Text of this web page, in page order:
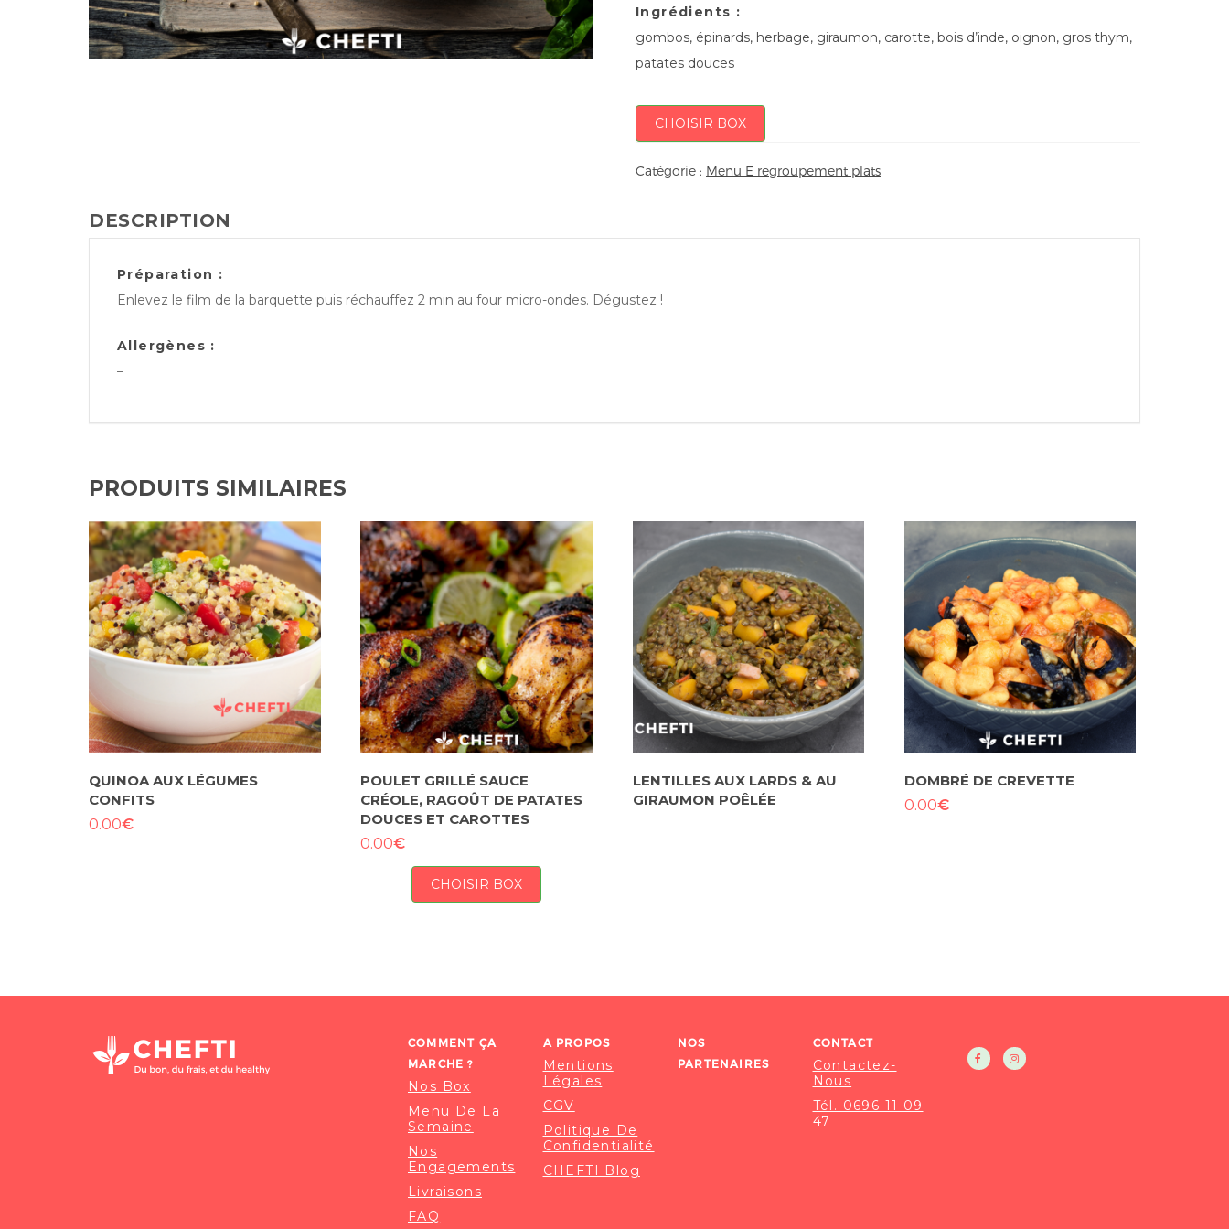
Ingrédients :
gombos, épinards, herbage, giraumon, carotte, bois d’inde, oignon, gros thym,
patates douces
CHOISIR BOX
Catégorie : Menu E regroupement plats
DESCRIPTION
Préparation :
Enlevez le film de la barquette puis réchauffez 2 min au four micro-ondes. Dégustez !
Allergènes :
–
PRODUITS SIMILAIRES
QUINOA AUX LÉGUMES
CONFITS
0.00€
POULET GRILLÉ SAUCE
CRÉOLE, RAGOÛT DE PATATES
DOUCES ET CAROTTES
0.00€
CHOISIR BOX
LENTILLES AUX LARDS & AU
GIRAUMON POÊLÉE
DOMBRÉ DE CREVETTE
0.00€
COMMENT ÇA
MARCHE ?
Nos Box
Menu De La
Semaine
Nos
Engagements
Livraisons
FAQ
A PROPOS
Mentions
Légales
CGV
Politique De
Confidentialité
CHEFTI Blog
NOS
PARTENAIRES
CONTACT
Contactez-
Nous
Tél. 0696 11 09
47